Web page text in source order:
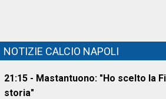
NOTIZIE CALCIO NAPOLI
21:15 - Mastantuono: "Ho scelto la
storia"